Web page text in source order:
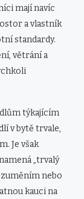
mají navíc
a vlastník
standardy.
větrání a
týkajícím
v bytě trvale,
Je však
„trvalý
nebo
kauci na